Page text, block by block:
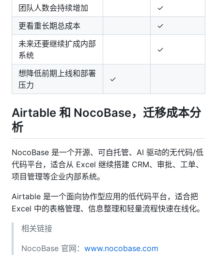
团队人数会持续增加
✓
更看重长期总成本
✓
未来还要继续扩成内部
系统
✓
想降低前期上线和部署
压力
✓
Airtable 和 NocoBase，迁移成本分
析
NocoBase 是一个开源、可自托管、AI 驱动的无代码/低
代码平台，适合从 Excel 继续搭建 CRM、审批、工单、
项目管理等企业内部系统。
Airtable 是一个面向协作型应用的低代码平台，适合把
Excel 中的表格管理、信息整理和轻量流程快速在线化。
相关链接
NocoBase 官网： www.nocobase.com